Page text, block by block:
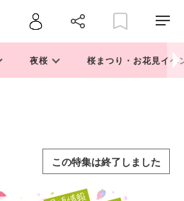
夜桜 桜まつり・お花見イベ
この特集は終了しました